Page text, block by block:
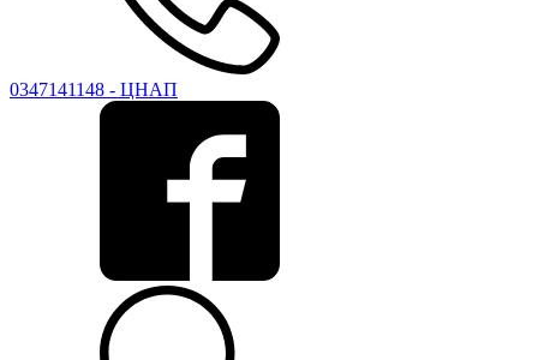
0347141148 - ЦНАП